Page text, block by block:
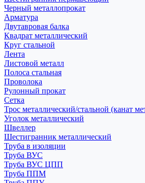
Черный металлопрокат
Арматура
Двутавровая балка
Квадрат металлический
Круг стальной
Лента
Листовой металл
Полоса стальная
Проволока
Рулонный прокат
Сетка
Трос металлический/стальной (канат
Уголок металлический
Швеллер
Шестигранник металлический
Труба в изоляции
Труба ВУС
Труба ВУС ЦПП
Труба ППМ